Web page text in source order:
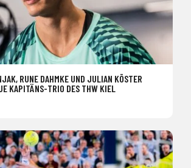
RUNE DAHMKE UND JULIAN KÖSTER
KAPITÄNS-TRIO DES THW KIEL